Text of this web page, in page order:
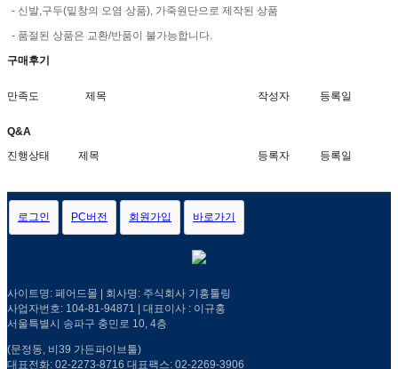
- 신발,구두(밑창의 오염 상품), 가죽원단으로 제작된 상품
- 품절된 상품은 교환/반품이 불가능합니다.
구매후기
만족도 제목 작성자 등록일
Q&A
진행상태
제목 등록자 등록일
로그인 PC버전 회원가입 바로가기
사이트명: 페어드몰 | 회사명: 주식회사 기흥툴링
사업자번호: 104-81-94871 | 대표이사 : 이규홍
서울특별시 송파구 충민로 10, 4층
(문정동, 비39 가든파이브툴)
대표전화: 02-2273-8716 대표팩스: 02-2269-3906